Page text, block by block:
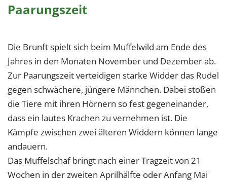
Paarungszeit
Die Brunft spielt sich beim Muffelwild am Ende des
Jahres in den Monaten November und Dezember ab.
Zur Paarungszeit verteidigen starke Widder das Rudel
gegen schwächere, jüngere Männchen. Dabei stoßen
die Tiere mit ihren Hörnern so fest gegeneinander,
dass ein lautes Krachen zu vernehmen ist. Die
Kämpfe zwischen zwei älteren Widdern können lange
andauern.
Das Muffelschaf bringt nach einer Tragzeit von 21
Wochen in der zweiten Aprilhälfte oder Anfang Mai